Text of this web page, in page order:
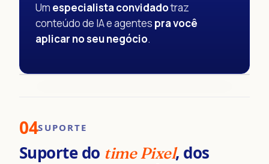
Um especialista convidadotraz
conteúdo de IA e agentes pra você
aplicar no seu negócio.
04SUPORTE
Suporte do time Pixel, dos